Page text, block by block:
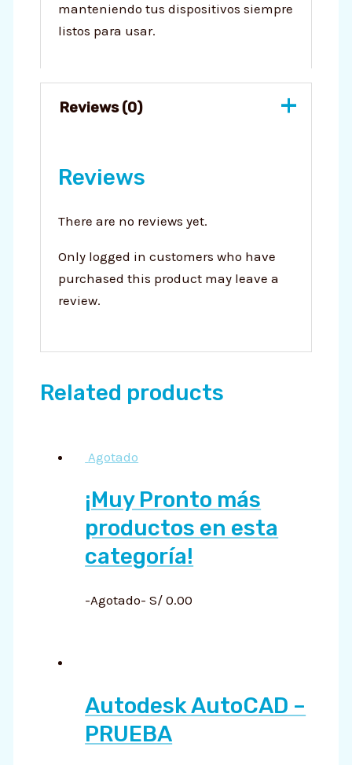
manteniendo tus dispositivos siempre
listos para usar.
Reviews (0)
Reviews
There are no reviews yet.
Only logged in customers who have
purchased this product may leave a
review.
Related products
Agotado
¡Muy Pronto más
productos en esta
categoría!
-Agotado-S/ 0.00
Autodesk AutoCAD –
PRUEBA